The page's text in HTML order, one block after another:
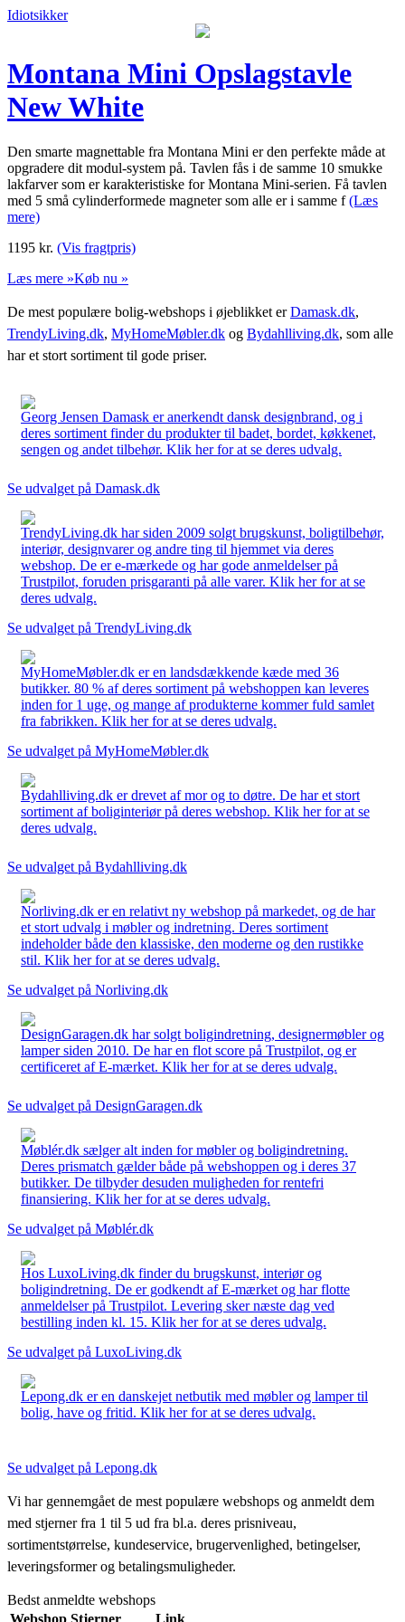
Idiotsikker
Montana Mini Opslagstavle
New White
Den smarte magnettable fra Montana Mini er den perfekte måde at
opgradere dit modul-system på. Tavlen fås i de samme 10 smukke
lakfarver som er karakteristiske for Montana Mini-serien. Få tavlen
med 5 små cylinderformede magneter som alle er i samme f(Læs
mere)
1195 kr. (Vis fragtpris)
Læs mere »Køb nu »
De mest populære bolig-webshops i øjeblikket erDamask.dk,
TrendyLiving.dk, MyHomeMøbler.dk og Bydahlliving.dk, som alle
har et stort sortiment til gode priser.
Georg Jensen Damask er anerkendt dansk designbrand, og i
deres sortiment finder du produkter til badet, bordet, køkkenet,
sengen og andet tilbehør. Klik her for at se deres udvalg.
Se udvalget på Damask.dk
TrendyLiving.dk har siden 2009 solgt brugskunst, boligtilbehør,
interiør, designvarer og andre ting til hjemmet via deres
webshop. De er e-mærkede og har gode anmeldelser på
Trustpilot, foruden prisgaranti på alle varer. Klik her for at se
deres udvalg.
Se udvalget på TrendyLiving.dk
MyHomeMøbler.dk er en landsdækkende kæde med 36
butikker. 80 % af deres sortiment på webshoppen kan leveres
inden for 1 uge, og mange af produkterne kommer fuld samlet
fra fabrikken. Klik her for at se deres udvalg.
Se udvalget på MyHomeMøbler.dk
Bydahlliving.dk er drevet af mor og to døtre. De har et stort
sortiment af boliginteriør på deres webshop. Klik her for at se
deres udvalg.
Se udvalget på Bydahlliving.dk
Norliving.dk er en relativt ny webshop på markedet, og de har
et stort udvalg i møbler og indretning. Deres sortiment
indeholder både den klassiske, den moderne og den rustikke
stil. Klik her for at se deres udvalg.
Se udvalget på Norliving.dk
DesignGaragen.dk har solgt boligindretning, designermøbler og
lamper siden 2010. De har en flot score på Trustpilot, og er
certificeret af E-mærket. Klik her for at se deres udvalg.
Se udvalget på DesignGaragen.dk
Møblér.dk sælger alt inden for møbler og boligindretning.
Deres prismatch gælder både på webshoppen og i deres 37
butikker. De tilbyder desuden muligheden for rentefri
finansiering. Klik her for at se deres udvalg.
Se udvalget på Møblér.dk
Hos LuxoLiving.dk finder du brugskunst, interiør og
boligindretning. De er godkendt af E-mærket og har flotte
anmeldelser på Trustpilot. Levering sker næste dag ved
bestilling inden kl. 15. Klik her for at se deres udvalg.
Se udvalget på LuxoLiving.dk
Lepong.dk er en danskejet netbutik med møbler og lamper til
bolig, have og fritid. Klik her for at se deres udvalg.
Se udvalget på Lepong.dk
Vi har gennemgået de mest populære webshops og anmeldt dem
med stjerner fra 1 til 5 ud fra bl.a. deres prisniveau,
sortimentstørrelse, kundeservice, brugervenlighed, betingelser,
leveringsformer og betalingsmuligheder.
Bedst anmeldte webshops
Webshop Stjerner Link